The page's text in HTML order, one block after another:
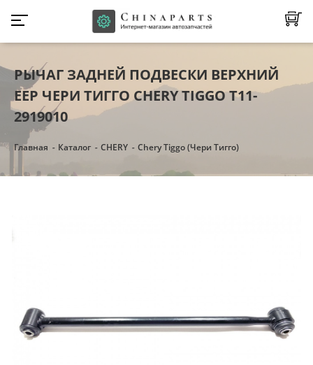
РЫЧАГ ЗАДНЕЙ ПОДВЕСКИ ВЕРХНИЙ
EEP ЧЕРИ ТИГГО CHERY TIGGO T11-
2919010
Главная Каталог CHERY Chery Tiggo (Чери Тигго)